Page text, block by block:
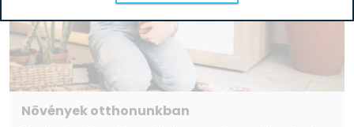
Növények otthonunkban